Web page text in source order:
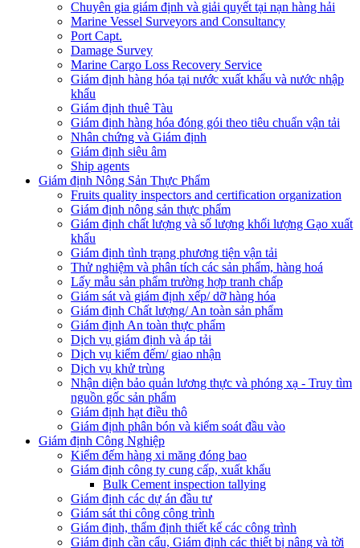
Chuyên gia giám định và giải quyết tại nạn hàng hải
Marine Vessel Surveyors and Consultancy
Port Capt.
Damage Survey
Marine Cargo Loss Recovery Service
Giám định hàng hóa tại nước xuất khẩu và nước nhập
khẩu
Giám định thuê Tàu
Giám định hàng hóa đóng gói theo tiêu chuẩn vận tải
Nhân chứng và Giám định
Giám định siêu âm
Ship agents
Giám định Nông Sản Thực Phẩm
Fruits quality inspectors and certification organization
Giám định nông sản thực phẩm
Giám định chất lượng và số lượng khối lượng Gạo xuất
khẩu
Giám định tình trạng phương tiện vận tải
Thử nghiệm và phân tích các sản phẩm, hàng hoá
Lấy mẫu sản phẩm trường hợp tranh chấp
Giám sát và giám định xếp/ dỡ hàng hóa
Giám định Chất lượng/ An toàn sản phẩm
Giám định An toàn thực phẩm
Dịch vụ giám định và áp tải
Dịch vụ kiểm đếm/ giao nhận
Dịch vụ khử trùng
Nhận diện bảo quản lương thực và phóng xạ - Truy tìm
nguồn gốc sản phẩm
Giám định hạt điều thô
Giám định phân bón và kiểm soát đầu vào
Giám định Công Nghiệp
Kiểm đếm hàng xi măng đóng bao
Giám định công ty cung cấp, xuất khẩu
Bulk Cement inspection tallying
Giám định các dự án đầu tư
Giám sát thi công công trình
Giám định, thẩm định thiết kế các công trình
Giám định cần cẩu, Giám định các thiết bị nâng và tời